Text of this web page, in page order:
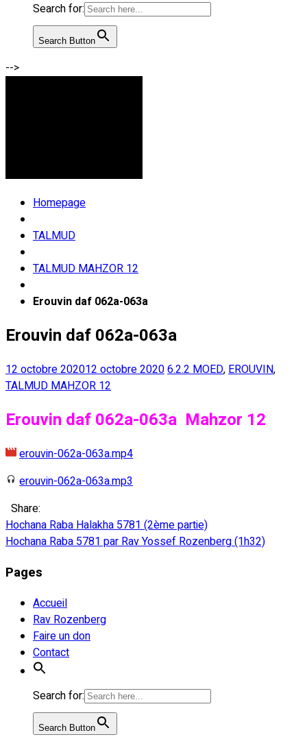
Search for:
Search Button
-->
Homepage
TALMUD
TALMUD MAHZOR 12
Erouvin daf 062a-063a
Erouvin daf 062a-063a
12 octobre 202012 octobre 20206.2.2 MOED,EROUVIN,
TALMUD MAHZOR 12
Erouvin daf 062a-063a Mahzor 12
erouvin-062a-063a.mp4
erouvin-062a-063a.mp3
Share:
Navigation
de
l’article
Hochana Raba Halakha 5781 (2ème partie)
Hochana Raba 5781 par Rav Yossef Rozenberg (1h32)
Pages
Accueil
Rav Rozenberg
Faire un don
Contact
Search for:
Search Button